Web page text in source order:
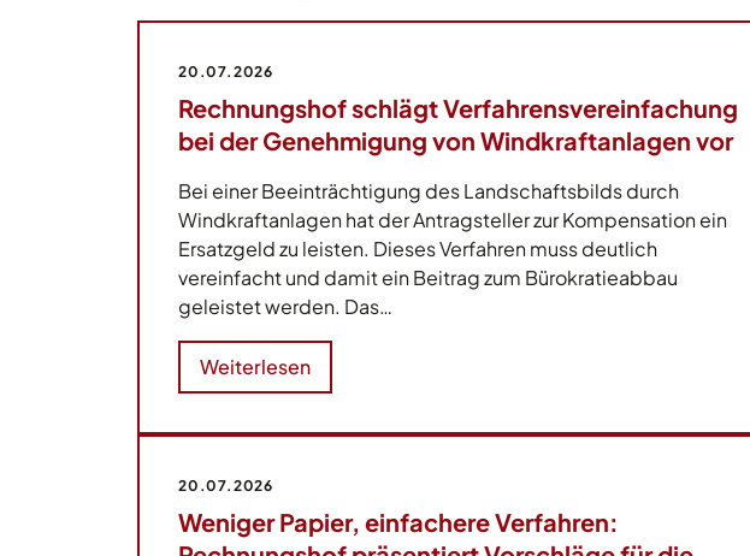
20.07.2026
Rechnungshof schlägt Verfahrensvereinfachung
bei der Genehmigung von Windkraftanlagen vor
Bei einer Beeinträchtigung des Landschaftsbilds durch
Windkraftanlagen hat der Antragsteller zur Kompensation ein
Ersatzgeld zu leisten. Dieses Verfahren muss deutlich
vereinfacht und damit ein Beitrag zum Bürokratieabbau
geleistet werden. Das…
Weiterlesen
20.07.2026
Weniger Papier, einfachere Verfahren: